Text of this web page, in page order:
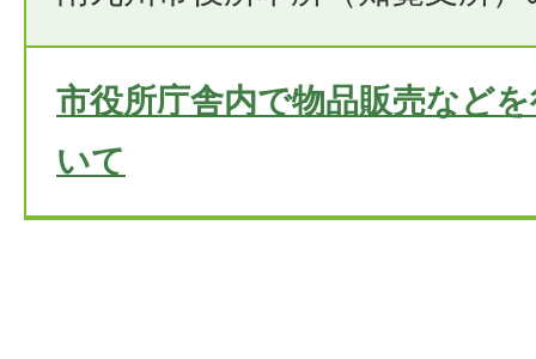
市役所庁舎内で物品販売など
いて